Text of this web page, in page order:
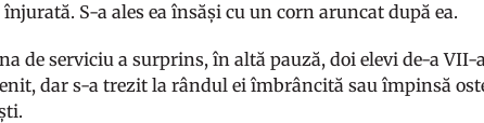
S-a ales ea însăși cu un corn aruncat după ea.
de serviciu a surprins, în altă pauză, doi elevi de-a VII-
dar s-a trezit la rândul ei îmbrâncită sau împinsă